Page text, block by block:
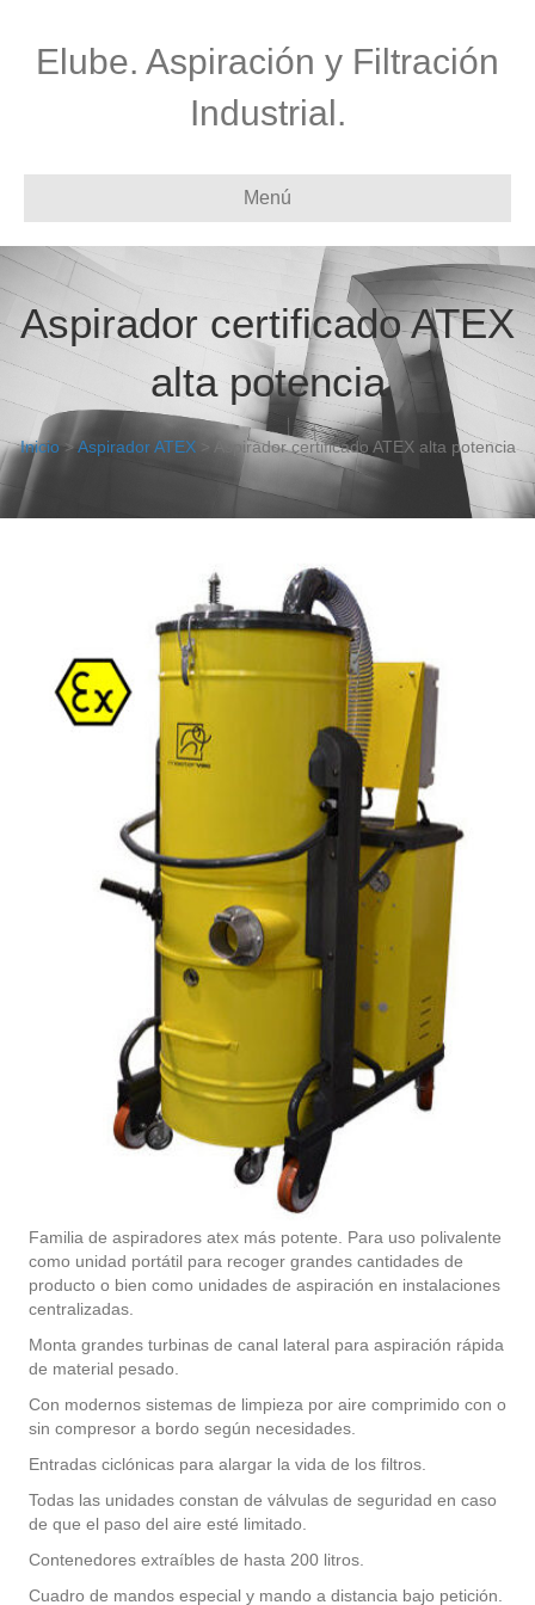
Elube. Aspiración y Filtración
Industrial.
Menú
Aspirador certificado ATEX
alta potencia
Inicio >Aspirador ATEX> Aspirador certificado ATEX alta potencia
Familia de aspiradores atex más potente. Para uso polivalente
como unidad portátil para recoger grandes cantidades de
producto o bien como unidades de aspiración en instalaciones
centralizadas.
Monta grandes turbinas de canal lateral para aspiración rápida
de material pesado.
Con modernos sistemas de limpieza por aire comprimido con o
sin compresor a bordo según necesidades.
Entradas ciclónicas para alargar la vida de los filtros.
Todas las unidades constan de válvulas de seguridad en caso
de que el paso del aire esté limitado.
Contenedores extraíbles de hasta 200 litros.
Cuadro de mandos especial y mando a distancia bajo petición.